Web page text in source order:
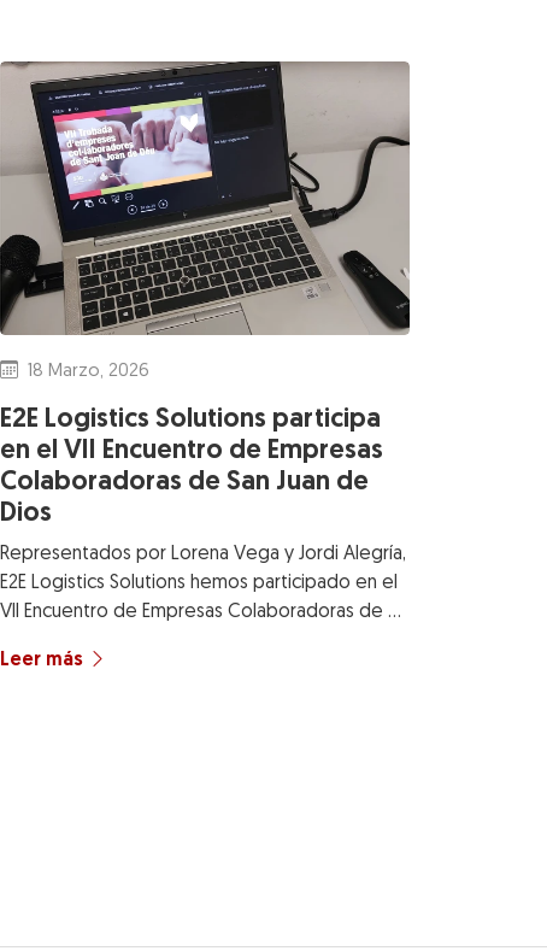
18 Marzo, 2026
E2E Logistics Solutions participa
en el VII Encuentro de Empresas
Colaboradoras de San Juan de
Dios
Representados por Lorena Vega y Jordi Alegría,
E2E Logistics Solutions hemos participado en el
VII Encuentro de Empresas Colaboradoras de …
Leer más